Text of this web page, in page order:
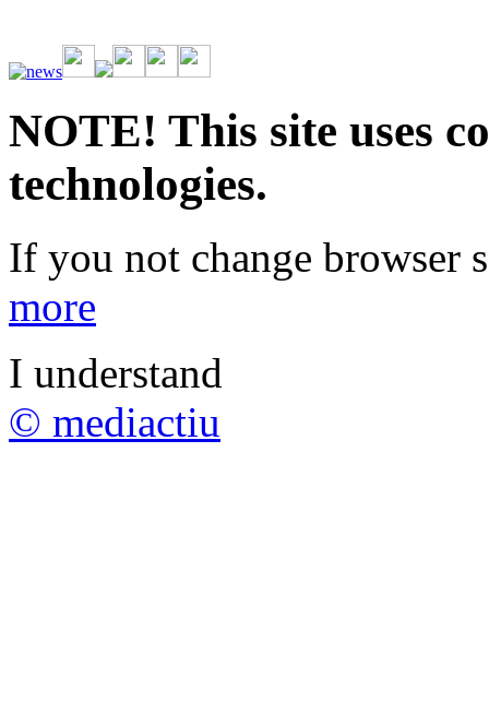
Vive la emoción de apostar con una gran variedad de juegos y
rápidas. Regístrate ahora y comienza a ganar.
NOTE! This site uses
technologies.
If you not change browser
more
I understand
© mediactiu